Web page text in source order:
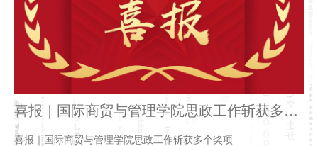
喜报｜国际商贸与管理学院思政工作斩获多个
奖项
喜报｜国际商贸与管理学院思政工作斩获多个奖项